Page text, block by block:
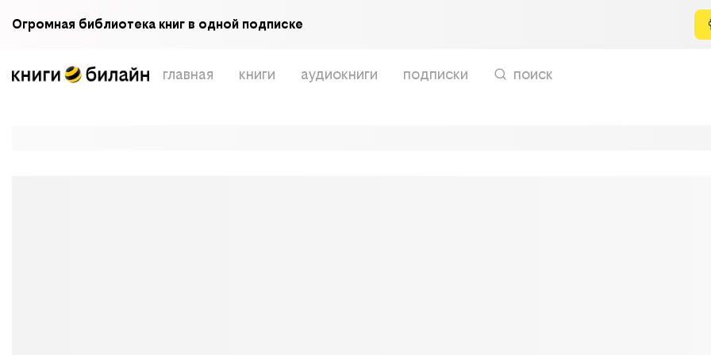
Огромная библиотека книг в одной подписке
главная книги аудиокниги подписки поиск